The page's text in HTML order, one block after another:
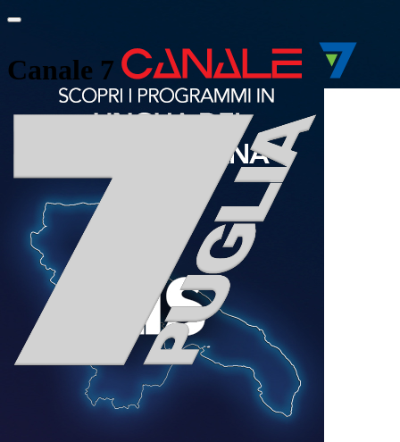
Canale 7